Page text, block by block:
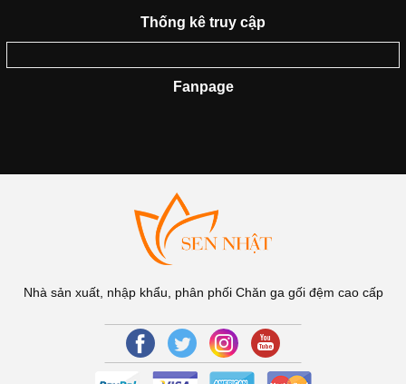
Thống kê truy cập
Fanpage
Nhà sản xuất, nhập khẩu, phân phối Chăn ga gối đệm cao cấp